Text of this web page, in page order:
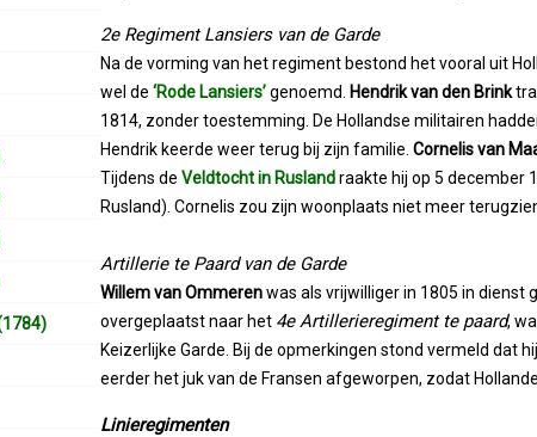
2e Regiment Lansiers van de Garde
Na de vorming van het regiment bestond het vooral uit
wel de ‘Rode Lansiers’genoemd. Hendrik van den Brink
1814, zonder toestemming. De Hollandse militairen
Hendrik keerde weer terug bij zijn familie. Cornelis van
Tijdens de Veldtocht in Ruslandraakte hij op 5 december
Rusland). Cornelis zou zijn woonplaats niet meer
Artillerie te Paard van de Garde
Willem van Ommerenwas als vrijwilliger in 1805 in dienst
overgeplaatst naar het 4e Artillerieregiment te paard,
Keizerlijke Garde. Bij de opmerkingen stond vermeld dat
eerder het juk van de Fransen afgeworpen, zodat
Linieregimenten